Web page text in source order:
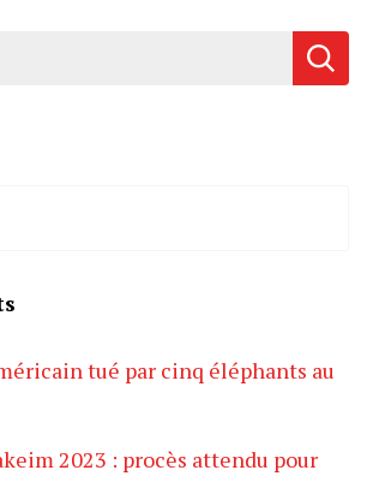
tué par cinq éléphants au
2023 : procès attendu pour